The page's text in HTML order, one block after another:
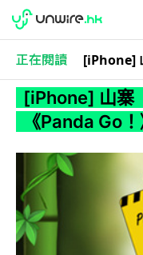
應用軟件 應用軟件
[iPhone] 山寨
《Panda Go！